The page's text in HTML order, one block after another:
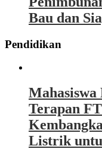
Bau dan
Pendidikan
Terapan
Listrik